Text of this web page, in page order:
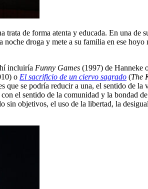
de forma atenta y educada. En una de
droga y mete a su familia en ese hoyo
incluiría Funny Games (1997) de Hanneke
o El sacrificio de un ciervo sagrado (The
que se podría reducir a una, el sentido de la
el sentido de la comunidad y la bondad
sin objetivos, el uso de la libertad, la